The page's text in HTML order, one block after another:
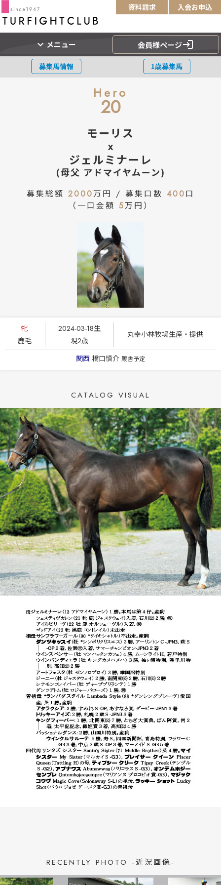
資料請求 入会お申込
expand_more メニュー 会員様ページlogin
募集馬情報 1歳募集馬
Hero
20
モーリス
x
ジェルミナーレ
(母父 アドマイヤムーン)
募集総額 2000万円 / 募集口数 400口
（一口金額 5万円）
牝
鹿毛
2024-03-18生
現2歳
丸幸小林牧場生産・提供
関西 橋口慎介 厩舎予定
CATALOG VISUAL
RECENTLY PHOTO -近況画像-